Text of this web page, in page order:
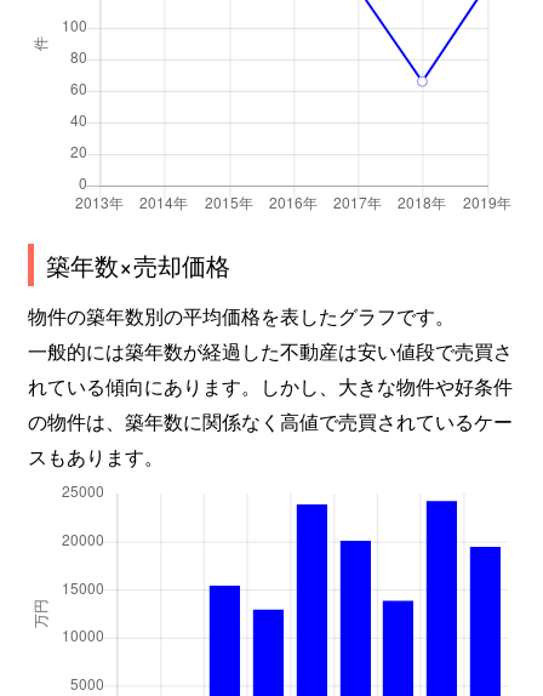
築年数×売却価格
物件の築年数別の平均価格を表したグラフです。
一般的には築年数が経過した不動産は安い値段で売買さ
れている傾向にあります。しかし、大きな物件や好条件
の物件は、築年数に関係なく高値で売買されているケー
スもあります。